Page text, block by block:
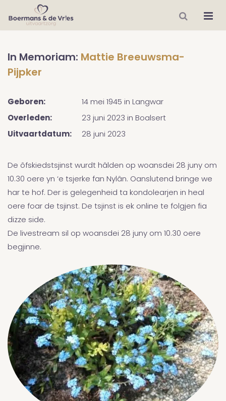
In Memoriam: Mattie Breeuwsma-
Pijpker
Geboren: 14 mei 1945 in Langwar
Overleden: 23 juni 2023 in Boalsert
Uitvaartdatum: 28 juni 2023
De ôfskiedstsjinst wurdt hâlden op woansdei 28 juny om
10.30 oere yn ‘e tsjerke fan Nylân. Oanslutend bringe we
har te hof. Der is gelegenheid ta kondolearjen in heal
oere foar de tsjinst. De tsjinst is ek online te folgjen fia
dizze side.
De livestream sil op woansdei 28 juny om 10.30 oere
begjinne.